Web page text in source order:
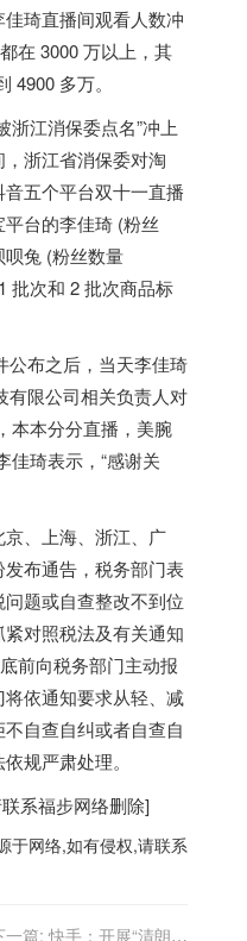
琦直播间观看人数冲
在 3000 万以上，其
4900 多万。
浙江消保委点名”冲上
浙江省消保委对淘
五个平台双十一直播
台的李佳琦 (粉丝
兔 (粉丝数量
批次和 2 批次商品标
公布之后，当天李佳琦
有限公司相关负责人对
本本分分直播，美腕
佳琦表示，“感谢关
、上海、浙江、广
布通告，税务部门表
题或自查整改不到位
对照税法及有关通知
前向税务部门主动报
依通知要求从轻、减
自查自纠或者自查自
规严肃处理。
系福步网络删除]
于网络,如有侵权,请联系
一篇: 快手：开展“清朗・